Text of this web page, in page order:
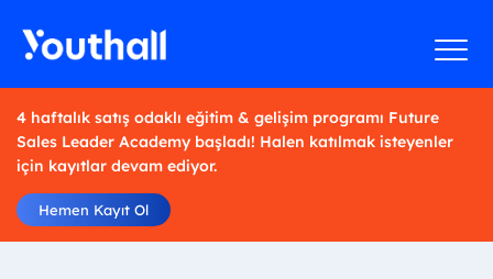
4 haftalık satış odaklı eğitim & gelişim programı Future
Sales Leader Academy başladı! Halen katılmak isteyenler
için kayıtlar devam ediyor.
Hemen Kayıt Ol